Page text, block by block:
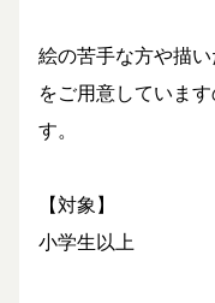
絵の苦手な方や描
をご用意していま
す。
【対象】
小学生以上